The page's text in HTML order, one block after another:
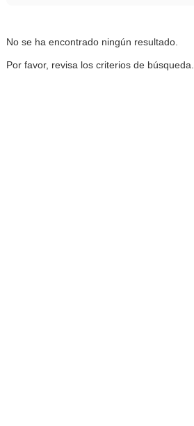
No se ha encontrado ningún resultado.
Por favor, revisa los criterios de búsqueda.